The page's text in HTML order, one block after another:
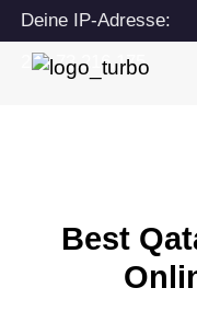
Deine IP-Adresse:
216.73.216.175
Best